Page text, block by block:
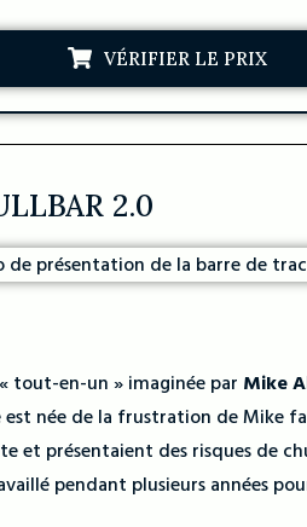
VÉRIFIER LE PRIX
2.0
tout-en-un » imaginée par Mike
est née de la frustration de
et présentaient des risques de
pendant plusieurs années